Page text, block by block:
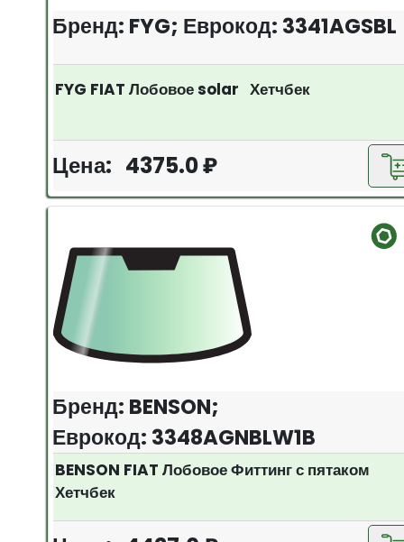
Бренд: FYG; Еврокод: 3341AGSBL
FYG FIAT Лобовое solar Хетчбек
Цена: 4375.0 ₽
Бренд: BENSON;
Еврокод: 3348AGNBLW1B
BENSON FIAT Лобовое Фиттинг с пятаком
Хетчбек